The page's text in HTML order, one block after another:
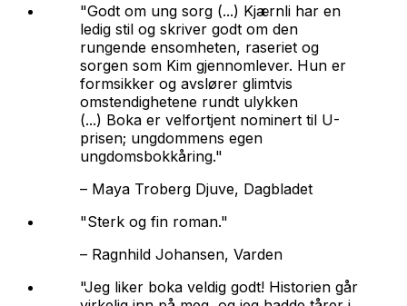
"Godt om ung sorg (...) Kjærnli har en
ledig stil og skriver godt om den
rungende ensomheten, raseriet og
sorgen som Kim gjennomlever. Hun er
formsikker og avslører glimtvis
omstendighetene rundt ulykken
(...) Boka er velfortjent nominert til U-
prisen; ungdommens egen
ungdomsbokkåring."
– Maya Troberg Djuve, Dagbladet
"Sterk og fin roman."
– Ragnhild Johansen, Varden
"Jeg liker boka veldig godt! Historien går